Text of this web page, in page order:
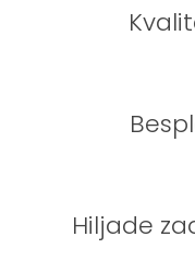
Hiljade